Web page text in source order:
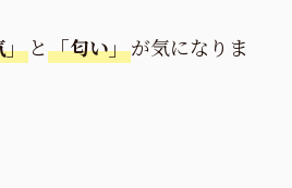
」と 「匂い」が気になりま